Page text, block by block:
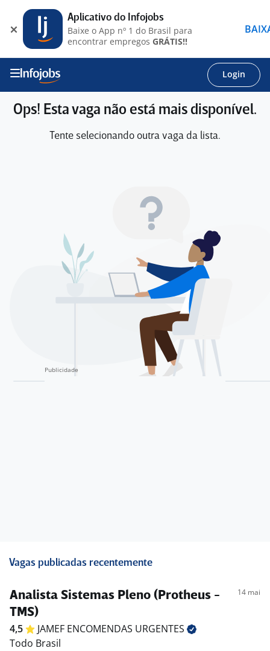
Login
Ops! Esta vaga não está mais disponível.
Tente selecionando outra vaga da lista.
Vagas publicadas recentemente
Analista Sistemas Pleno (Protheus -
TMS)
14 mai
4,5 JAMEF ENCOMENDAS URGENTES
Todo Brasil
Aplicativo do Infojobs
Baixe o App nº 1 do Brasil para
encontrar empregos GRÁTIS!!